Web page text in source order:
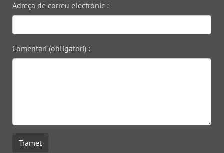
Adreça de correu electrònic :
Comentari (obligatori) :
Tramet